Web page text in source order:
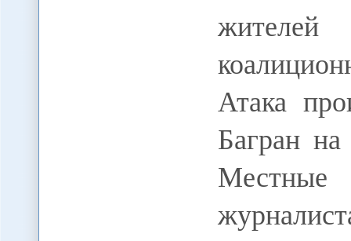
жителей
Атака
Багран